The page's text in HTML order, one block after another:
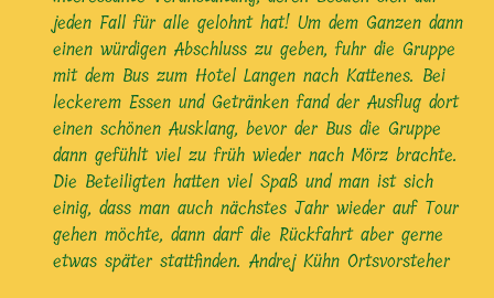
jeden Fall für alle gelohnt hat! Um dem Ganzen dann
einen würdigen Abschluss zu geben, fuhr die Gruppe
mit dem Bus zum Hotel Langen nach Kattenes. Bei
leckerem Essen und Getränken fand der Ausflug dort
einen schönen Ausklang, bevor der Bus die Gruppe
dann gefühlt viel zu früh wieder nach Mörz brachte.
Die Beteiligten hatten viel Spaß und man ist sich
einig, dass man auch nächstes Jahr wieder auf Tour
gehen möchte, dann darf die Rückfahrt aber gerne
etwas später stattfinden. Andrej Kühn Ortsvorsteher